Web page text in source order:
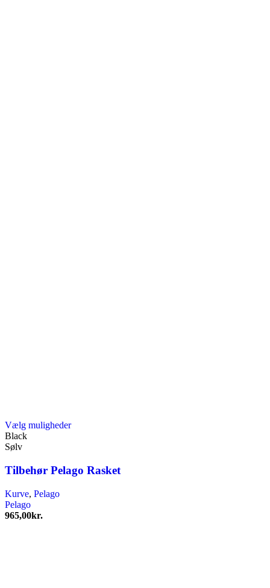
Vælg mulighederDette
varianter.
Mulighederne
Black
Sølv
Tilbehør Pelago Rasket
Kurve, Pelago
Pelago
965,00kr.